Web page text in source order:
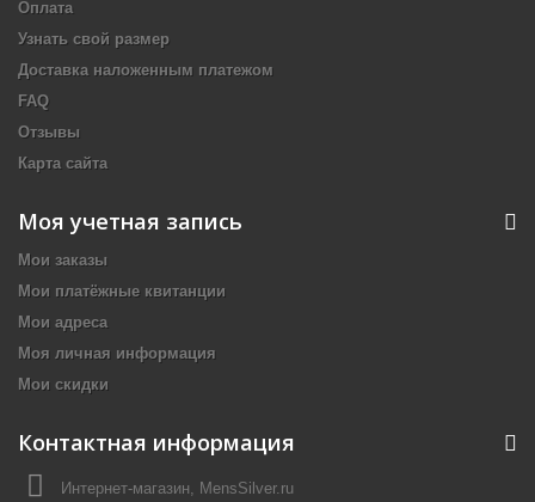
Оплата
Узнать свой размер
Доставка наложенным платежом
FAQ
Отзывы
Карта сайта
Моя учетная запись
Мои заказы
Мои платёжные квитанции
Мои адреса
Моя личная информация
Мои скидки
Контактная информация
Интернет-магазин, MensSilver.ru